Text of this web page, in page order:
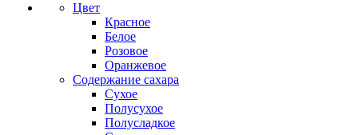
Цвет
Красное
Белое
Розовое
Оранжевое
Содержание сахара
Сухое
Полусухое
Полусладкое